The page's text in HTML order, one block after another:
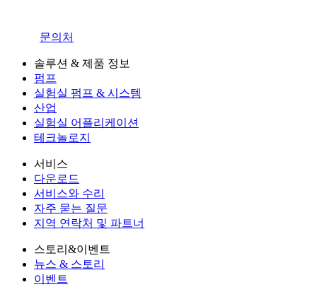
문의처
솔루션 & 제품 정보
펌프
실험실 펌프 & 시스템
산업
실험실 어플리케이션
테크놀로지
서비스
다운로드
서비스와 수리
자주 묻는 질문
지역 연락처 및 파트너
스토리&이벤트
뉴스 & 스토리
이벤트